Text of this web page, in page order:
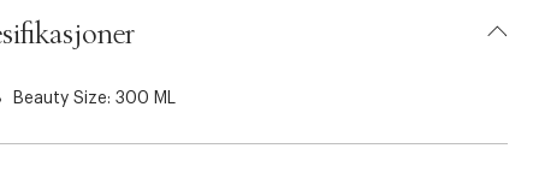
Beauty Size: 300 ML